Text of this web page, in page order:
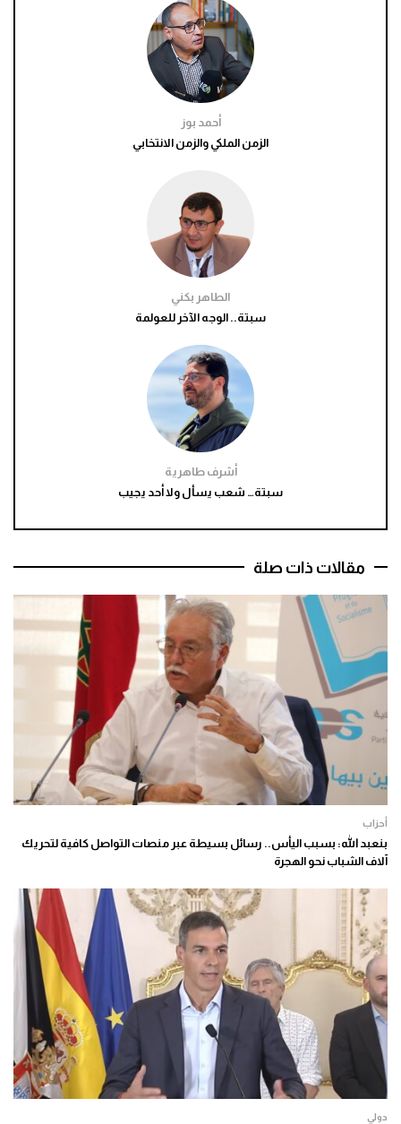
أحمد بوز
الزمن الملكي والزمن الانتخابي
الطاهر بكني
سبتة.. الوجه الآخر للعولمة
أشرف طاهرية
سبتة… شعب يسأل ولا أحد يجيب
مقالات ذات صلة
أحزاب
بنعبد الله: بسبب اليأس.. رسائل بسيطة عبر منصات التواصل كافية لتحريك
آلاف الشباب نحو الهجرة
دولي